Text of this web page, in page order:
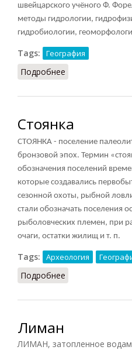
швейцарского учёного Ф.
методы гидрологии,
гидробиологии,
Tags: География
Подробнее
Стоянка
СТОЯНКА - поселение
бронзовой эпох. Термин
обозначения поселений
которые создавались
сезонной охоты, рыбной
стали обозначать поселения
рыболовческих племен, при
очаги, остатки жилищ и т. п.
Tags: Археология
Подробнее
Лиман
ЛИМАН, затопленное